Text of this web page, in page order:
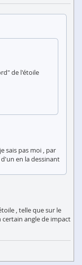
de l'étoile
sais pas moi , par
en la dessinant
, telle que sur le
certain angle de impact